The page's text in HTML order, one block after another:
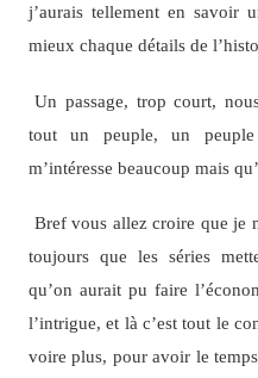
j’aurais tellement en savoir
mieux chaque détails de
Un passage, trop court,
tout un peuple, un
m’intéresse beaucoup mais
Bref vous allez croire que je
toujours que les séries
qu’on aurait pu faire
l’intrigue, et là c’est tout le
voire plus, pour avoir le